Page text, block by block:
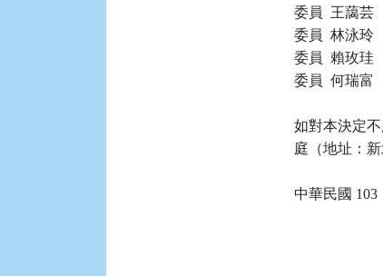
委員  王藹芸
委員  林泳玲
委員  賴玫珪
委員  何瑞富
如對本決定
庭（地址：